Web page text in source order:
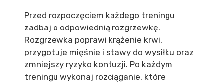
Przed rozpoczęciem każdego treningu
zadbaj o odpowiednią rozgrzewkę.
Rozgrzewka poprawi krążenie krwi,
przygotuje mięśnie i stawy do wysiłku oraz
zmniejszy ryzyko kontuzji. Po każdym
treningu wykonaj rozciąganie, które